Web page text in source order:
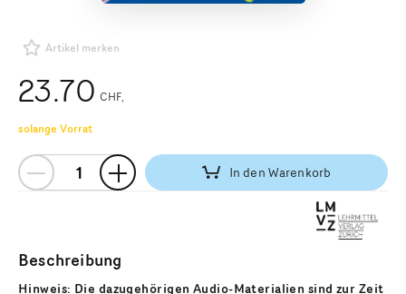
Artikel merken
CHF
23.70
solange Vorrat
In den Warenkorb
Beschreibung
Hinweis: Die dazugehörigen Audio-Materialien sind zur Zeit